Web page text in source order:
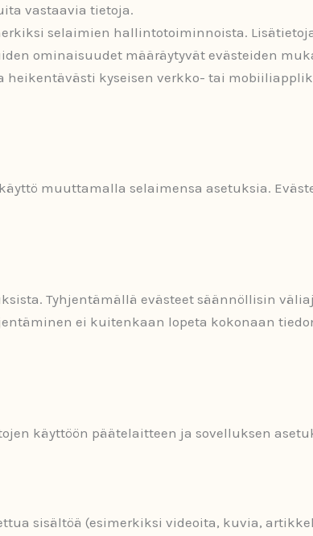
vastaavia tietoja.
selaimien hallintotoiminnoista.
ominaisuudet määräytyvät evästeiden
kyseisen verkko- tai
muuttamalla selaimensa asetuksia.
Tyhjentämällä evästeet säännöllisin
ei kuitenkaan lopeta kokonaan
käyttöön päätelaitteen ja sovelluksen
sisältöä (esimerkiksi videoita, kuvia,